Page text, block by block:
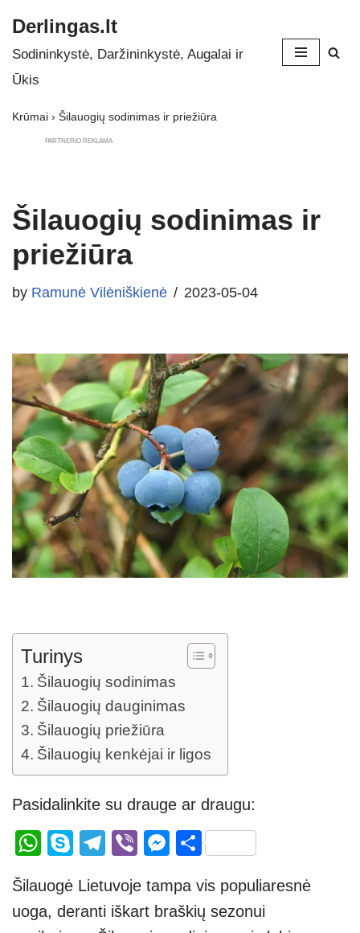
Skip
to
Derlingas.lt
Sodininkystė, Daržininkystė, Augalai ir
Ūkis
Krūmai › Šilauogių sodinimas ir priežiūra
PARTNERIO REKLAMA
Šilauogių sodinimas ir
priežiūra
by Ramunė Vilėniškienė 2023-05-04
Turinys
Šilauogių sodinimas
Šilauogių dauginimas
Šilauogių priežiūra
Šilauogių kenkėjai ir ligos
Pasidalinkite su drauge ar draugu:
W
at
s
S
p
e
T
e
gr
Vi
er
M
ss
e
S
ar
e
Šilauogė Lietuvoje tampa vis populiaresnė
uoga, deranti iškart braškių sezonui